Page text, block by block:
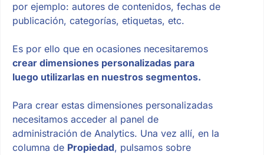
por ejemplo: autores de contenidos, fechas de
publicación, categorías, etiquetas, etc.
Es por ello que en ocasiones necesitaremos
crear dimensiones personalizadas para
luego utilizarlas en nuestros segmentos.
Para crear estas dimensiones personalizadas
necesitamos acceder al panel de
administración de Analytics. Una vez allí, en la
columna de Propiedad, pulsamos sobre